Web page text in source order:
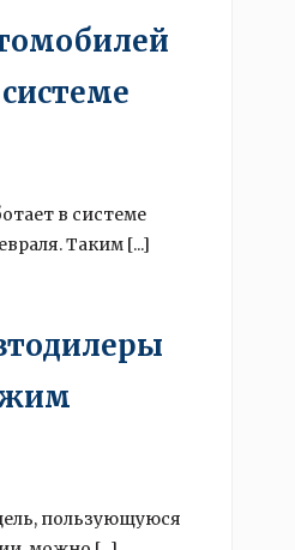
в системе
Таким [...]
пользующуюся